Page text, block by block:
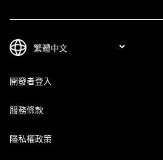
開發者登入
服務條款
隱私權政策